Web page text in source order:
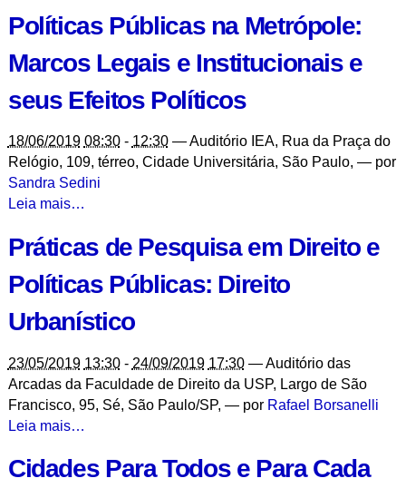
História
e
na
Docente
I)
-
Políticas Públicas na Metrópole:
Marcos Legais e Institucionais e
seus Efeitos Políticos
18/06/2019 08:30- 12:30 —Auditório IEA, Rua da Praça do
Relógio, 109, térreo, Cidade Universitária, São Paulo, — por
Sandra Sedini
Políticas
na
Marcos
e
e
seus
Efeitos
Políticos
Leia mais…
Práticas de Pesquisa em Direito e
Políticas Públicas: Direito
Urbanístico
23/05/2019 13:30- 24/09/2019 17:30 —Auditório das
Arcadas da Faculdade de Direito da USP, Largo de São
Francisco, 95, Sé, São Paulo/SP, — por Rafael Borsanelli
Práticas
Pesquisa
Leia mais…
Cidades Para Todos e Para Cada